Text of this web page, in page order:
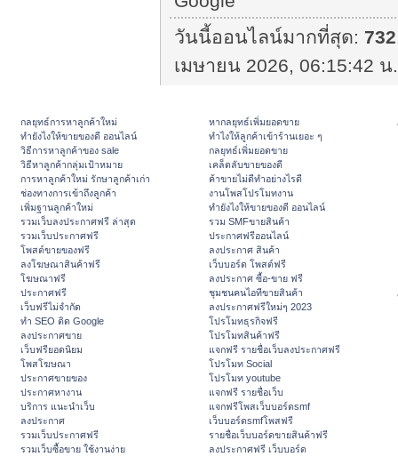
วันนี้ออนไลน์มากที่สุด: 732
เมษายน 2026, 06:15:42 น
กลยุทธ์การหาลูกค้าใหม่
ทํายังไงให้ขายของดี ออนไลน์
วิธีการหาลูกค้าของ sale
วิธีหาลูกค้ากลุ่มเป้าหมาย
การหาลูกค้าใหม่ รักษาลูกค้าเก่า
ช่องทางการเข้าถึงลูกค้า
เพิ่มฐานลูกค้าใหม่
รวมเว็บลงประกาศฟรี ล่าสุด
รวมเว็บประกาศฟรี
โพสต์ขายของฟรี
ลงโฆษณาสินค้าฟรี
โฆษณาฟรี
ประกาศฟรี
เว็บฟรีไม่จำกัด
ทำ SEO ติด Google
ลงประกาศขาย
เว็บฟรียอดนิยม
โพสโฆษณา
ประกาศขายของ
ประกาศหางาน
บริการ แนะนำเว็บ
ลงประกาศ
รวมเว็บประกาศฟรี
รวมเว็บซื้อขาย ใช้งานง่าย
หากลยุทธ์เพิ่มยอดขาย
ทําไงให้ลูกค้าเข้าร้านเยอะ ๆ
กลยุทธ์เพิ่มยอดขาย
เคล็ดลับขายของดี
ค้าขายไม่ดีทำอย่างไรดี
งานโพสโปรโมทงาน
ทํายังไงให้ขายของดี ออนไลน์
รวม SMFขายสินค้า
ประกาศฟรีออนไลน์
ลงประกาศ สินค้า
เว็บบอร์ด โพสต์ฟรี
ลงประกาศ ซื้อ-ขาย ฟรี
ชุมชนคนไอทีขายสินค้า
ลงประกาศฟรีใหม่ๆ 2023
โปรโมทธุรกิจฟรี
โปรโมทสินค้าฟรี
แจกฟรี รายชื่อเว็บลงประกาศฟรี
โปรโมท Social
โปรโมท youtube
แจกฟรี รายชื่อเว็บ
แจกฟรีโพสเว็บบอร์ดsmf
เว็บบอร์ดsmfโพสฟรี
รายชื่อเว็บบอร์ดขายสินค้าฟรี
ลงประกาศฟรี เว็บบอร์ด